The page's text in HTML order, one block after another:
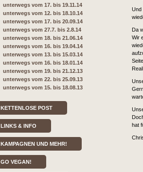
unterwegs vom 17. bis 19.11.14
unterwegs vom 12. bis 18.10.14
unterwegs vom 17. bis 20.09.14
unterwegs vom 27.7. bis 2.8.14
unterwegs vom 18. bis 21.06.14
unterwegs vom 16. bis 19.04.14
unterwegs vom 13. bis 15.03.14
unterwegs vom 16. bis 18.01.14
unterwegs vom 19. bis 21.12.13
unterwegs vom 22. bis 25.09.13
unterwegs vom 15. bis 18.08.13
KETTENLOSE POST
LINKS & INFO
KAMPAGNEN UND MEHR!
GO VEGAN!
Und
Da
Wir
hat